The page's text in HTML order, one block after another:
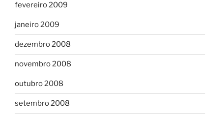
fevereiro 2009
janeiro 2009
dezembro 2008
novembro 2008
outubro 2008
setembro 2008